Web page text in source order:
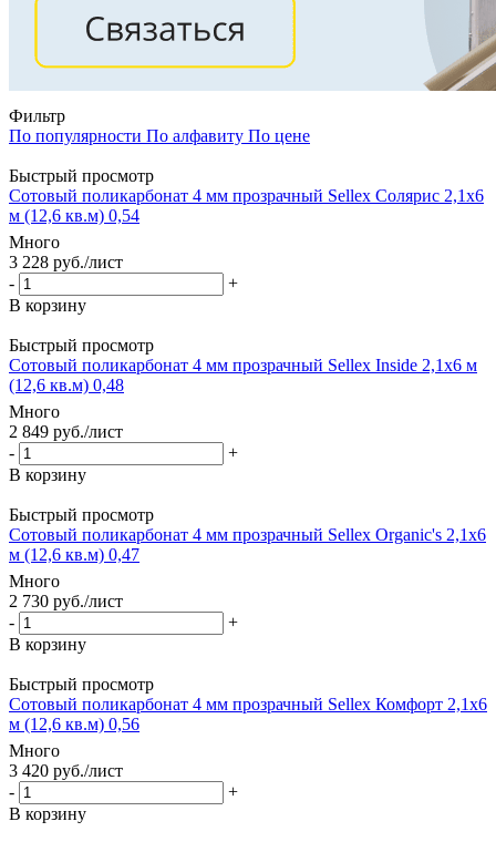
Фильтр
По популярности По алфавиту По цене
Быстрый просмотр
Сотовый поликарбонат 4 мм прозрачный Sellex Солярис 2,1х6
м (12,6 кв.м) 0,54
Много
3 228 руб./лист
-
+
В корзину
Быстрый просмотр
Сотовый поликарбонат 4 мм прозрачный Sellex Inside 2,1х6 м
(12,6 кв.м) 0,48
Много
2 849 руб./лист
-
+
В корзину
Быстрый просмотр
Сотовый поликарбонат 4 мм прозрачный Sellex Organic's 2,1х6
м (12,6 кв.м) 0,47
Много
2 730 руб./лист
-
+
В корзину
Быстрый просмотр
Сотовый поликарбонат 4 мм прозрачный Sellex Комфорт 2,1х6
м (12,6 кв.м) 0,56
Много
3 420 руб./лист
-
+
В корзину